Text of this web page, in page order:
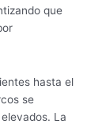
que
hasta el
se
La